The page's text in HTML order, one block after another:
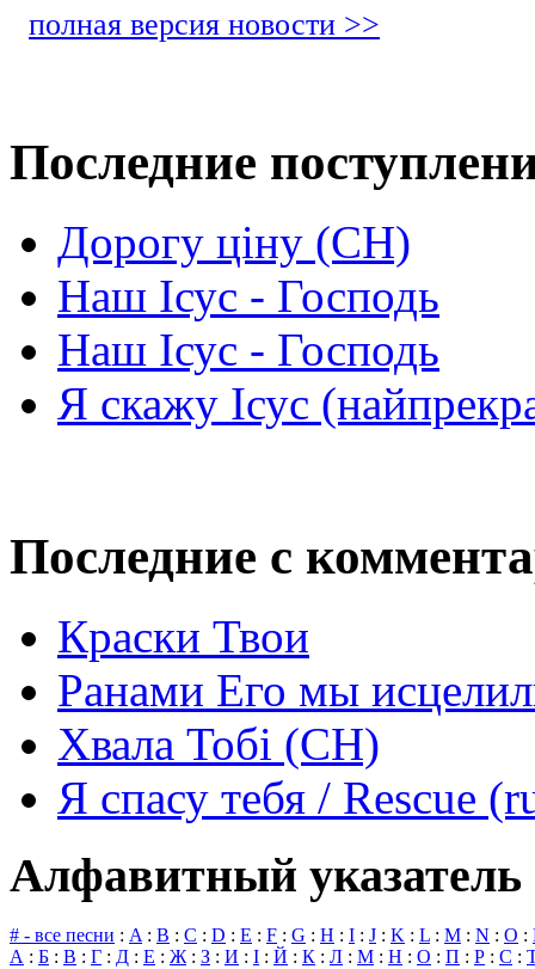
полная версия новости >>
Последние
Дорогу ціну (СН)
Наш Ісус - Господь
Наш Ісус - Господь
Я скажу Ісус
Последние с
Краски Твои
Ранами Его мы
Хвала Тобі (СН)
Я спасу тебя / Rescue
Алфавитный указатель
# - все песни : A : B : C : D : E : F : G : H : I : J : K : L : M : N : O :
А : Б : В : Г : Д : Е : Ж : З : И : І : Й : К : Л : М : Н : О : П : Р : С :